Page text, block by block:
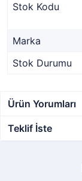
Stok Kodu
Marka
Stok Durumu
Ürün Yorumları
Teklif İste